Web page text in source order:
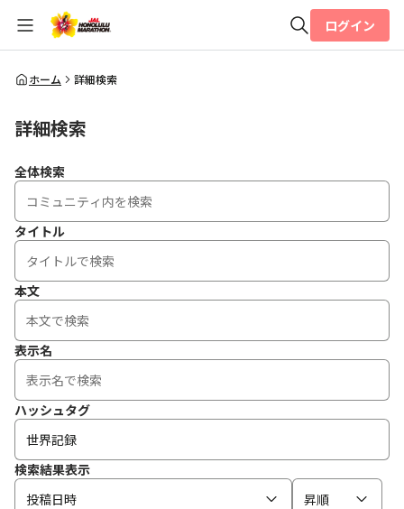
全体検索
ログイン
ホーム 詳細検索
詳細検索
全体検索
タイトル
本文
表示名
ハッシュタグ
検索結果表示
投稿日時
昇順